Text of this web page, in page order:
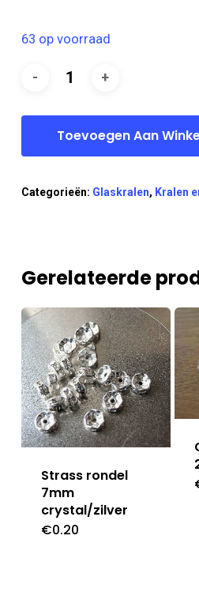
63 op voorraad
Toevoegen Aan
Categorieën: Glaskralen, Kralen
Gerelateerde
Strass rondel
7mm
crystal/zilver
€0.20